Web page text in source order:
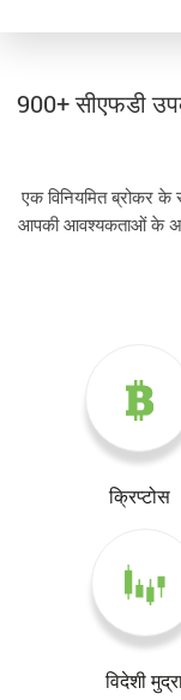
900+ सीएफडी
एक विनियमित ब्रोकर के
आपकी आवश्यकताओं के
क्रिप्टोस
विदेशी